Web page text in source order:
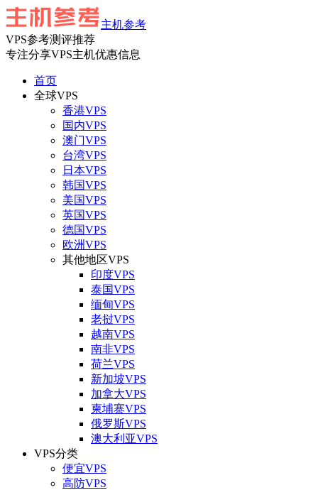
主机参考
VPS参考测评推荐
专注分享VPS主机优惠信息
首页
全球VPS
香港VPS
国内VPS
澳门VPS
台湾VPS
日本VPS
韩国VPS
美国VPS
英国VPS
德国VPS
欧洲VPS
其他地区VPS
印度VPS
泰国VPS
缅甸VPS
老挝VPS
越南VPS
南非VPS
荷兰VPS
新加坡VPS
加拿大VPS
柬埔寨VPS
俄罗斯VPS
澳大利亚VPS
VPS分类
便宜VPS
高防VPS